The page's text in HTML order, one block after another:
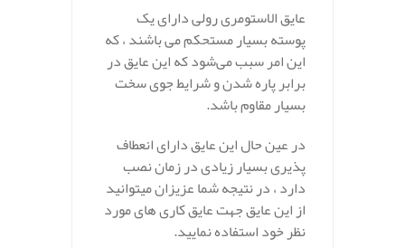
عایق الاستومری رولی دارای یک
پوسته بسیار مستحکم می باشند ، که
این امر سبب می‌شود که این عایق در
برابر پاره شدن و شرایط جوی سخت
بسیار مقاوم باشد.
در عین حال این عایق دارای انعطاف
پذیری بسیار زیادی در زمان نصب
دارد ، در نتیجه شما عزیزان میتوانید
از این عایق جهت عایق کاری های مورد
نظر خود استفاده نمایید.